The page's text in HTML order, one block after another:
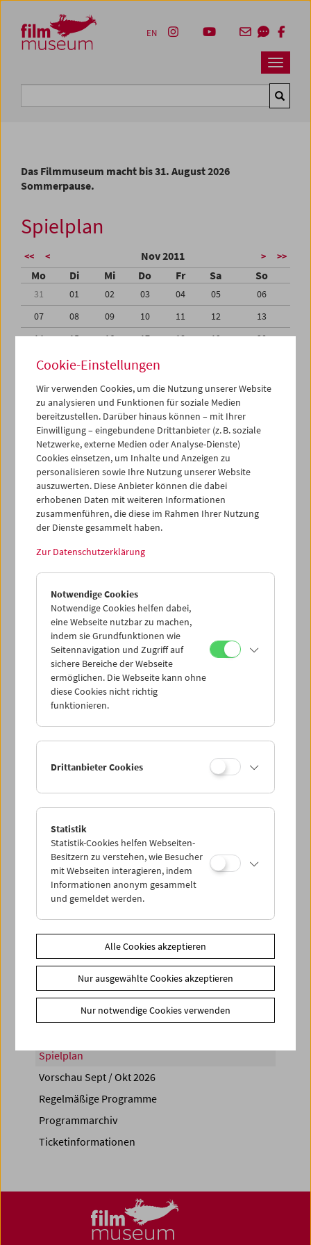
Zum Inhalt
Zum Hauptmenü
Zur Servicenavigation
Zum Suche
Navbar
EN
Das Filmmuseum macht bis 31. August 2026
Sommerpause.
Spielplan
<< < Nov 2011 > >>
Mo Di Mi Do Fr Sa So
31 01 02 03 04 05
06
07
08 09 10 11 12
13
14
15 16 17 18 19
20
21
22 23 24
28
30 02
04
05
06 07 08 09 10
iCalender
Programmheft-PDF
English language or subtitles
< Vorherige Woche
Mo 21.11.
Di 22.11.
Mi 23.11.
Do 24.11.
Sa 26.11.
PROGRAMM ÜBERBLICK
Share on
Spielplan
Vorschau Sept / Okt 2026
Regelmäßige Programme
Programmarchiv
Ticketinformationen
Cookie-Einstellungen
Wir verwenden Cookies, um die Nutzung unserer Website
zu analysieren und Funktionen für soziale Medien
bereitzustellen. Darüber hinaus können – mit Ihrer
Einwilligung – eingebundene Drittanbieter (z. B. soziale
Netzwerke, externe Medien oder Analyse-Dienste)
Cookies einsetzen, um Inhalte und Anzeigen zu
personalisieren sowie Ihre Nutzung unserer Website
auszuwerten. Diese Anbieter können die dabei
erhobenen Daten mit weiteren Informationen
zusammenführen, die diese im Rahmen Ihrer Nutzung
der Dienste gesammelt haben.
Zur Datenschutzerklärung
Notwendige Cookies
Notwendige Cookies helfen dabei,
eine Webseite nutzbar zu machen,
indem sie Grundfunktionen wie
Seitennavigation und Zugriff auf
sichere Bereiche der Webseite
ermöglichen. Die Webseite kann ohne
diese Cookies nicht richtig
funktionieren.
Drittanbieter Cookies
Statistik
Statistik-Cookies helfen Webseiten-
Besitzern zu verstehen, wie Besucher
mit Webseiten interagieren, indem
Informationen anonym gesammelt
und gemeldet werden.
Alle Cookies akzeptieren
Nur ausgewählte Cookies akzeptieren
Nur notwendige Cookies verwenden